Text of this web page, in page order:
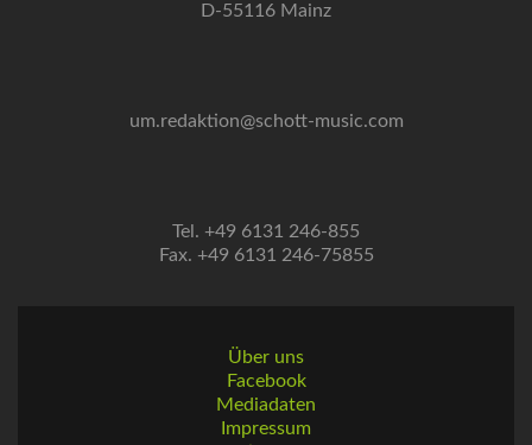
D-55116 Mainz
um.redaktion@schott-music.com
Tel. +49 6131 246-855
Fax. +49 6131 246-75855
Über uns
Facebook
Mediadaten
Impressum